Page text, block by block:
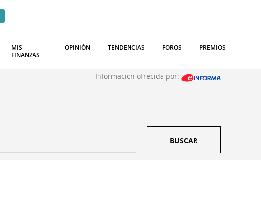
MIS
FINANZAS
OPINIÓN TENDENCIAS FOROS PREMIOS
Información ofrecida por:
BUSCAR